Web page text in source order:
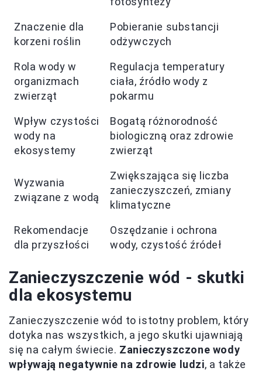
Znaczenie dla
korzeni roślin
Pobieranie substancji
odżywczych
Rola wody w
organizmach
zwierząt
Regulacja temperatury
ciała, źródło wody z
pokarmu
Wpływ czystości
wody na
ekosystemy
Bogatą różnorodność
biologiczną oraz zdrowie
zwierząt
Wyzwania
związane z wodą
Zwiększająca się liczba
zanieczyszczeń, zmiany
klimatyczne
Rekomendacje
dla przyszłości
Oszędzanie i ochrona
wody, czystość źródeł
Zanieczyszczenie wód - skutki
dla ekosystemu
Zanieczyszczenie wód to istotny problem, który
dotyka nas wszystkich, a jego skutki ujawniają
się na całym świecie. Zanieczyszczone wody
wpływają negatywnie na zdrowie ludzi, a także